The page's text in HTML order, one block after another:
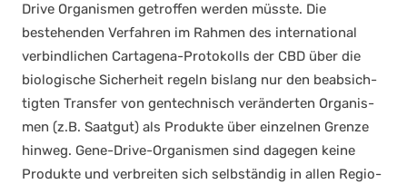
Dri­ve Orga­nis­men getrof­fen wer­den müss­te. Die
bestehen­den Ver­fah­ren im Rah­men des inter­na­tio­nal
ver­bind­li­chen Car­ta­ge­na-Pro­to­kolls der CBD über die
bio­lo­gi­sche Sicher­heit regeln bis­lang nur den beab­sich­
tig­ten Trans­fer von gen­tech­nisch ver­än­der­ten Orga­nis­
men (z.B. Saat­gut) als Pro­duk­te über ein­zel­nen Gren­ze
hin­weg. Gene-Dri­ve-Orga­nis­men sind dage­gen kei­ne
Pro­duk­te und ver­brei­ten sich selb­stän­dig in allen Regio­